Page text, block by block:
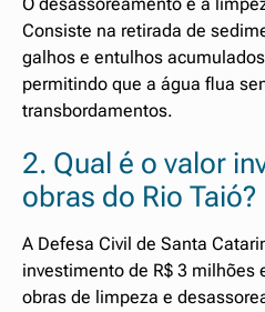
Consiste na retirada de
galhos e entulhos
permitindo que a água flua
transbordamentos.
2. Qual é o valor
obras do Rio Taió?
A Defesa Civil de Santa
investimento de R$ 3 milhões
obras de limpeza e